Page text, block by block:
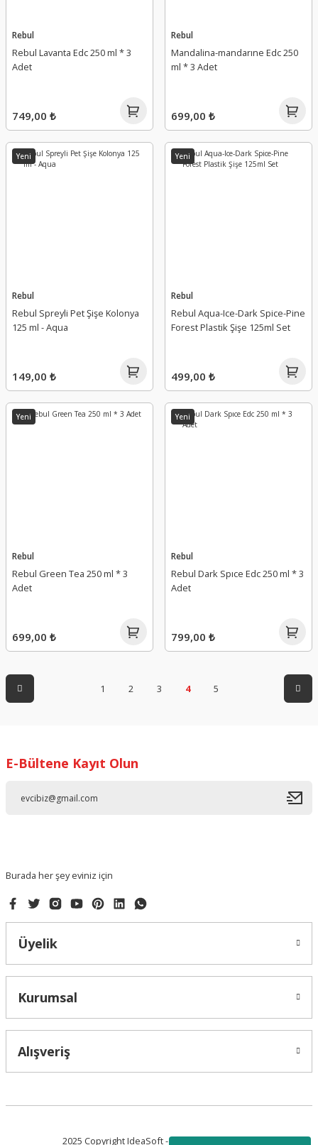
Rebul
Rebul Lavanta Edc 250 ml * 3
Adet
749,00 ₺
Rebul
Mandalina-mandarıne Edc 250
ml * 3 Adet
699,00 ₺
Yeni
Rebul
Rebul Spreyli Pet Şişe Kolonya
125 ml - Aqua
149,00 ₺
Yeni
Rebul
Rebul Aqua-Ice-Dark Spice-Pine
Forest Plastik Şişe 125ml Set
499,00 ₺
Yeni
Rebul
Rebul Green Tea 250 ml * 3
Adet
699,00 ₺
Yeni
Rebul
Rebul Dark Spıce Edc 250 ml * 3
Adet
799,00 ₺
1 2 3 4 5
E-Bültene Kayıt Olun
Burada her şey eviniz için
Üyelik
Kurumsal
Alışveriş
2025 Copyright IdeaSoft - Tüm Hakları Saklıdır.